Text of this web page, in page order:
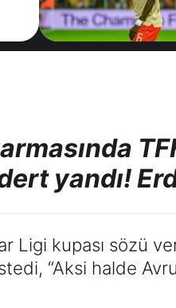
yandı!
Ligi kupası sözü
“Aksi halde